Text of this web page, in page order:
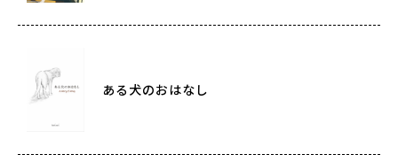
ある犬のおはなし